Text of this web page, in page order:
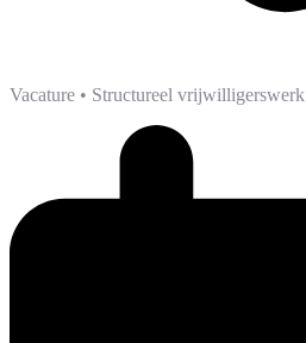
Vacature • Structureel vrijwilligerswerk